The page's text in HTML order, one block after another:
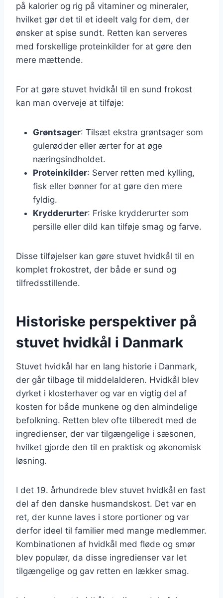
på kalorier og rig på vitaminer og mineraler,
hvilket gør det til et ideelt valg for dem, der
ønsker at spise sundt. Retten kan serveres
med forskellige proteinkilder for at gøre den
mere mættende.
For at gøre stuvet hvidkål til en sund frokost
kan man overveje at tilføje:
Grøntsager: Tilsæt ekstra grøntsager som
gulerødder eller ærter for at øge
næringsindholdet.
Proteinkilder: Server retten med kylling,
fisk eller bønner for at gøre den mere
fyldig.
Krydderurter: Friske krydderurter som
persille eller dild kan tilføje smag og farve.
Disse tilføjelser kan gøre stuvet hvidkål til en
komplet frokostret, der både er sund og
tilfredsstillende.
Historiske perspektiver på
stuvet hvidkål i Danmark
Stuvet hvidkål har en lang historie i Danmark,
der går tilbage til middelalderen. Hvidkål blev
dyrket i klosterhaver og var en vigtig del af
kosten for både munkene og den almindelige
befolkning. Retten blev ofte tilberedt med de
ingredienser, der var tilgængelige i sæsonen,
hvilket gjorde den til en praktisk og økonomisk
løsning.
I det 19. århundrede blev stuvet hvidkål en fast
del af den danske husmandskost. Det var en
ret, der kunne laves i store portioner og var
derfor ideel til familier med mange medlemmer.
Kombinationen af hvidkål med fløde og smør
blev populær, da disse ingredienser var let
tilgængelige og gav retten en lækker smag.